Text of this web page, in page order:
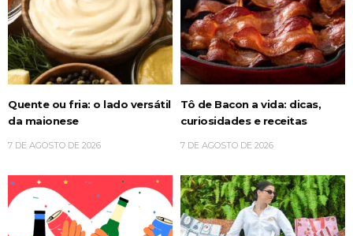
Quente ou fria: o lado versátil
da maionese
7 DE AGOSTO DE 2026
Tô de Bacon a vida: dicas,
curiosidades e receitas
7 DE AGOSTO DE 2026